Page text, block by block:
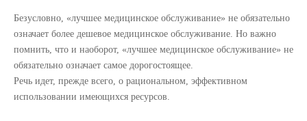
Безусловно, «лучшее медицинское обслуживание» не обязательно
означает более дешевое медицинское обслуживание. Но важно
помнить, что и наоборот, «лучшее медицинское обслуживание» не
обязательно означает самое дорогостоящее.
Речь идет, прежде всего, о рациональном, эффективном
использовании имеющихся ресурсов.